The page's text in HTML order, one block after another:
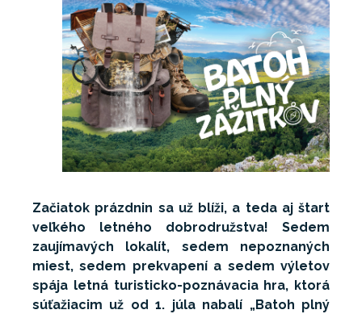
Začiatok prázdnin sa už blíži, a teda aj štart
veľkého letného dobrodružstva! Sedem
zaujímavých lokalít, sedem nepoznaných
miest, sedem prekvapení a sedem výletov
spája letná turisticko-poznávacia hra, ktorá
súťažiacim už od 1. júla nabalí „Batoh plný